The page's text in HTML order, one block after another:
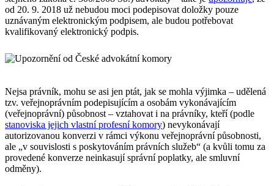
od 20. 9. 2018 už nebudou moci podepisovat doložky pouze
uznávaným elektronickým podpisem, ale budou potřebovat
kvalifikovaný elektronický podpis.
Nejsa právník, mohu se asi jen ptát, jak se mohla výjimka – udělená
tzv. veřejnoprávním podepisujícím a osobám vykonávajícím
(veřejnoprávní) působnost – vztahovat i na právníky, kteří (podle
stanoviska jejich vlastní profesní komory) nevykonávají
autorizovanou konverzi v rámci výkonu veřejnoprávní působnosti,
ale „v souvislosti s poskytováním právních služeb“ (a kvůli tomu za
provedené konverze neinkasují správní poplatky, ale smluvní
odměny).